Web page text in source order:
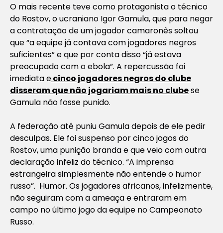
O mais recente teve como protagonista o técnico
do Rostov, o ucraniano Igor Gamula, que para negar
a contratação de um jogador camaronês soltou
que “a equipe já contava com jogadores negros
suficientes” e que por conta disso “já estava
preocupado com o ebola”. A repercussão foi
imediata ecinco jogadores negros do clube
disseram que não jogariam mais no clubese
Gamula não fosse punido.
A federação até puniu Gamula depois de ele pedir
desculpas. Ele foi suspenso por cinco jogos do
Rostov, uma punição branda e que veio com outra
declaração infeliz do técnico. “A imprensa
estrangeira simplesmente não entende o humor
russo”. Humor. Os jogadores africanos, infelizmente,
não seguiram com a ameaça e entraram em
campo no último jogo da equipe no Campeonato
Russo.